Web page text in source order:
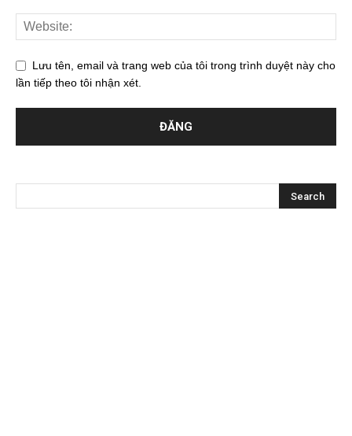
Lưu tên, email và trang web của tôi trong trình duyệt này cho
lần tiếp theo tôi nhận xét.